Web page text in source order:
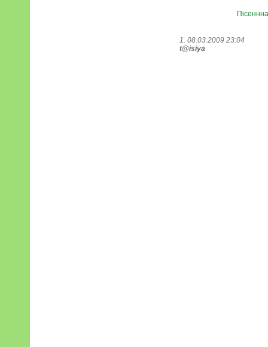
1. 08.03.2009 23:04
t@isiya